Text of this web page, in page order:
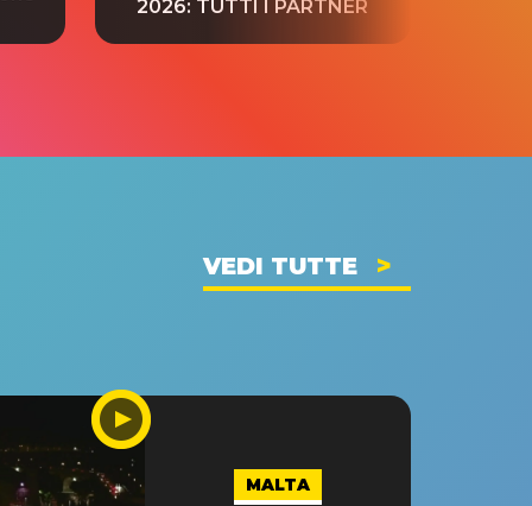
2026: TUTTI I PARTNER
VEDI TUTTE
MALTA